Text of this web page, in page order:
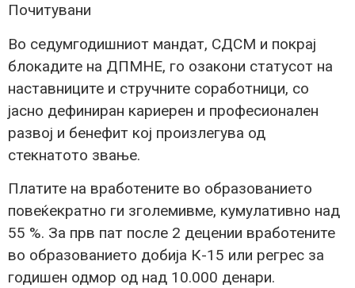
Почитувани
Во седумгодишниот мандат, СДСМ и покрај
блокадите на ДПМНЕ, го озакони статусот на
наставниците и стручните соработници, со
јасно дефиниран кариерен и професионален
развој и бенефит кој произлегува од
стекнатото звање.
Платите на вработените во образованието
повеќекратно ги зголемивме, кумулативно над
55 %. За прв пат после 2 децении вработените
во образованието добија К-15 или регрес за
годишен одмор од над 10.000 денари.